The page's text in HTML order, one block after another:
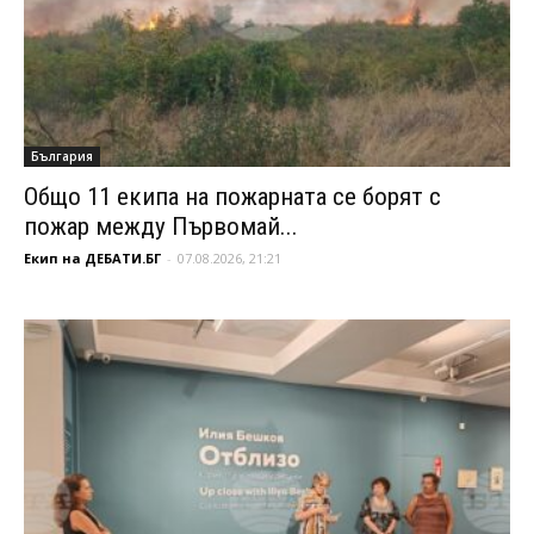
България
Общо 11 екипа на пожарната се борят с
пожар между Първомай...
Екип на ДЕБАТИ.БГ - 07.08.2026, 21:21